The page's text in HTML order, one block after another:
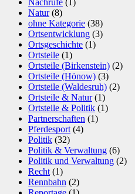
Nachrufe (1)
Natur(8)
ohne Kategorie (38)
Ortsentwicklung (3)
Ortsgeschichte (1)
Ortsteile (1)
Ortsteile (Birkenstein) (2)
Ortsteile (Hönow) (3)
Ortsteile (Waldesruh) (2)
Ortsteile & Natur(1)
Ortsteile & Politik (1)
Partnerschaften (1)
Pferdesport (4)
Politik (32)
Politik & Verwaltung (6)
Politik und Verwaltung (2)
Recht (1)
Rennbahn (2)